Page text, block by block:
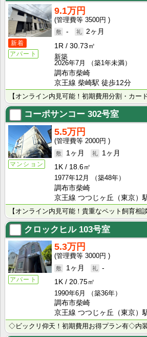
新着
アパート
9.1万円
3500円
-
2ヶ月
1R
30.73㎡
新築
2026年7月
（築1年未満）
調布市柴崎
京王線 柴崎駅 徒歩12分
【オンライン内見可能！初期費用分割・カー
コーポサンコー 302号室
マンション
5.5万円
2000円
1ヶ月
1ヶ月
1K
18.6㎡
1977年12月
（築48年）
調布市柴崎
京王線 つつじヶ丘（東京）
【オンライン内見可能！貴重なペット飼育相
クロックヒル103号室
アパート
5.3万円
3000円
1ヶ月
-
1K
20.75㎡
1990年6月
（築36年）
調布市柴崎
京王線 つつじヶ丘（東京）